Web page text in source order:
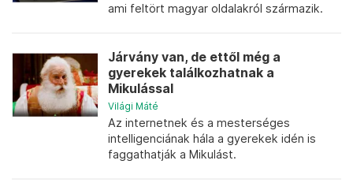
ami feltört magyar oldalakról származik.
Járvány van, de ettől még a
gyerekek találkozhatnak a
Mikulással
Világi Máté
Az internetnek és a mesterséges
intelligenciának hála a gyerekek idén is
faggathatják a Mikulást.